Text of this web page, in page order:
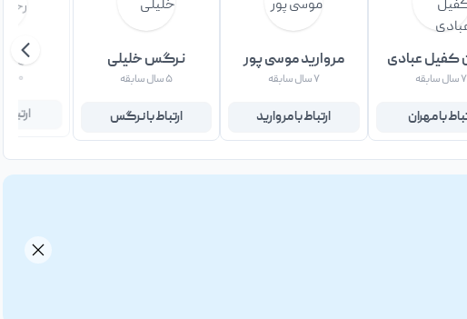
کفیل عبادی
۷ سال سابقه
با مهران
مروارید موسی پور
۷ سال سابقه
ارتباط با مروارید
نرگس خلیلی
۵ سال سابقه
ارتباط با نرگس
۰ سال سابقه